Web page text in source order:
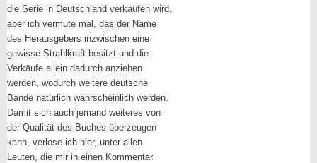
die Serie in Deutschland verkaufen wird,
aber ich vermute mal, das der Name
des Herausgebers inzwischen eine
gewisse Strahlkraft besitzt und die
Verkäufe allein dadurch anziehen
werden, wodurch weitere deutsche
Bände natürlich wahrscheinlich werden.
Damit sich auch jemand weiteres von
der Qualität des Buches überzeugen
kann, verlose ich hier, unter allen
Leuten, die mir in einen Kommentar